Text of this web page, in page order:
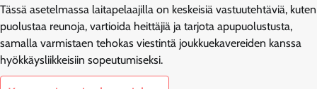
Tässä asetelmassa laitapelaajilla on keskeisiä vastuutehtäviä, kuten
puolustaa reunoja, vartioida heittäjiä ja tarjota apupuolustusta,
samalla varmistaen tehokas viestintä joukkuekavereiden kanssa
hyökkäysliikkeisiin sopeutumiseksi.